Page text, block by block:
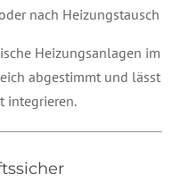
nach Heizungstausch
Heizungsanlagen im
abgestimmt und lässt
integrieren.